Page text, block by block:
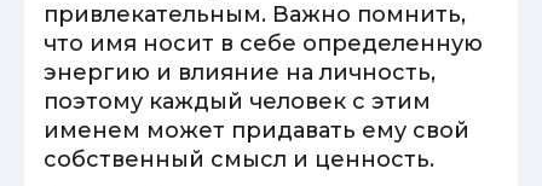
привлекательным. Важно помнить,
что имя носит в себе определенную
энергию и влияние на личность,
поэтому каждый человек с этим
именем может придавать ему свой
собственный смысл и ценность.